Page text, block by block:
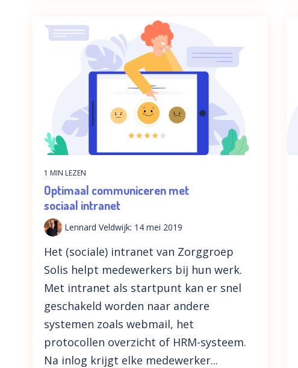
1 MIN LEZEN
Optimaal communiceren met
sociaal intranet
Lennard Veldwijk: 14 mei 2019
Het (sociale) intranet van Zorggroep
Solis helpt medewerkers bij hun werk.
Met intranet als startpunt kan er snel
geschakeld worden naar andere
systemen zoals webmail, het
protocollen overzicht of HRM-systeem.
Na inlog krijgt elke medewerker...